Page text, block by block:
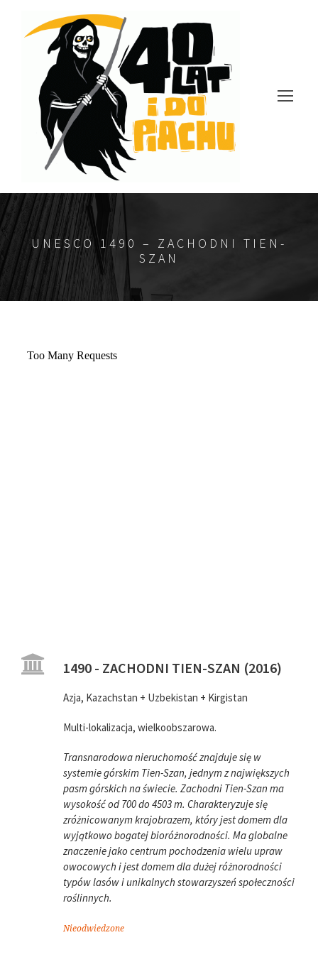
UNESCO 1490 – ZACHODNI TIEN-
SZAN
1490 - ZACHODNI TIEN-SZAN (2016)
Azja, Kazachstan + Uzbekistan + Kirgistan
Multi-lokalizacja, wielkoobszarowa.
Transnarodowa nieruchomość znajduje się w
systemie górskim Tien-Szan, jednym z największych
pasm górskich na świecie. Zachodni Tien-Szan ma
wysokość od 700 do 4503 m. Charakteryzuje się
zróżnicowanym krajobrazem, który jest domem dla
wyjątkowo bogatej bioróżnorodności. Ma globalne
znaczenie jako centrum pochodzenia wielu upraw
owocowych i jest domem dla dużej różnorodności
typów lasów i unikalnych stowarzyszeń społeczności
roślinnych.
Nieodwiedzone